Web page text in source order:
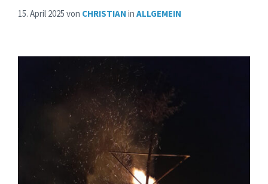
15. April 2025 von CHRISTIAN in ALLGEMEIN